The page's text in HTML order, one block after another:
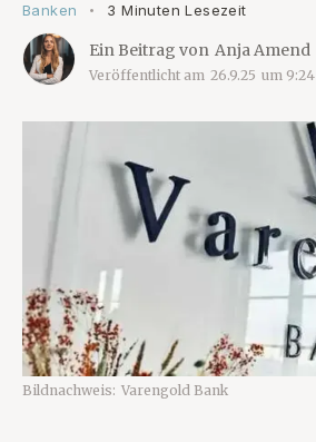
Banken • 3 Minuten Lesezeit
Ein Beitrag von Anja Amend
Veröffentlicht am 26.9.25 um 9:24
Bildnachweis: Varengold Bank